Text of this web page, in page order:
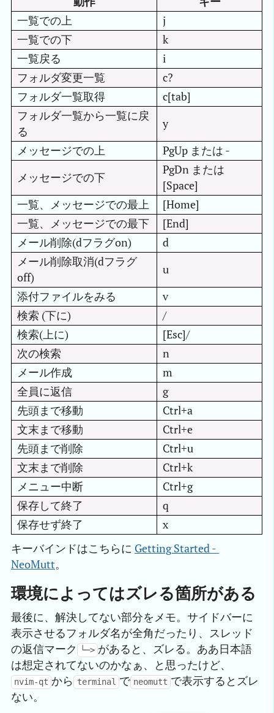
一覧での上
j
一覧での下
k
一覧戻る
i
フォルダ変更一覧
c?
フォルダ一覧取得
c[tab]
フォルダ一覧から一覧に戻
る
y
メッセージでの上
PgUp または -
メッセージでの下
PgDn または
[Space]
一覧、メッセージでの最上
[Home]
一覧、メッセージでの最下
[End]
メール削除(dフラグon)
d
メール削除取消(dフラグ
off)
u
添付ファイルをみる
v
検索 (下に)
/
検索(上に)
[Esc]/
次の検索
n
メール作成
m
全員に返信
g
先頭まで移動
Ctrl+a
文末まで移動
Ctrl+e
先頭まで削除
Ctrl+u
文末まで削除
Ctrl+k
メニュー中断
Ctrl+g
保存して終了
q
保存せず終了
x
キーバインドはこちらに Getting Started -
NeoMutt。
環境によってはズレる箇所がある
最後に、解決してない部分をメモ。サイドバーに
表示させるフォルダ名が全角だったり、スレッド
の返信マーク
└─> があると、ズレる。ああ日本語
は想定されてないのかなぁ、と思ったけど、
nvim-qt から terminal で neomutt で表示するとズレ
ない。